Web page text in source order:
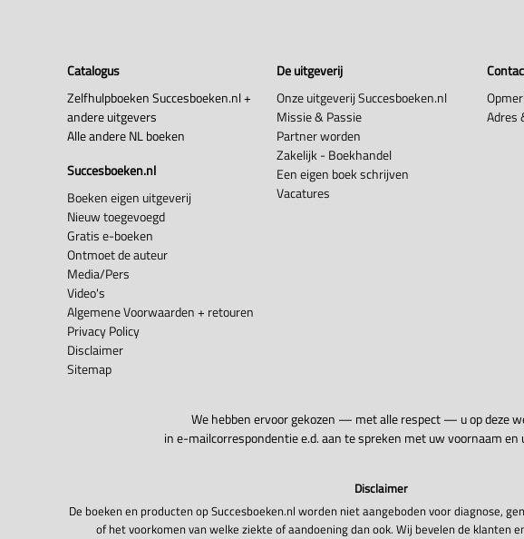
Catalogus
Zelfhulpboeken Succesboeken.nl +
andere uitgevers
Alle andere NL boeken
Succesboeken.nl
Boeken eigen uitgeverij
Nieuw toegevoegd
Gratis e-boeken
Ontmoet de auteur
Media/Pers
Video's
Algemene Voorwaarden + retouren
Privacy Policy
Disclaimer
Sitemap
De uitgeverij
Onze uitgeverij Succesboeken.nl
Missie & Passie
Partner worden
Zakelijk - Boekhandel
Een eigen boek schrijven
Vacatures
Adres
We hebben ervoor gekozen — met alle respect — u op deze
in e-mailcorrespondentie e.d. aan te spreken met uw voornaam en
Disclaimer
De boeken en producten op Succesboeken.nl worden niet aangeboden voor diagnose,
of het voorkomen van welke ziekte of aandoening dan ook. Wij bevelen de klanten